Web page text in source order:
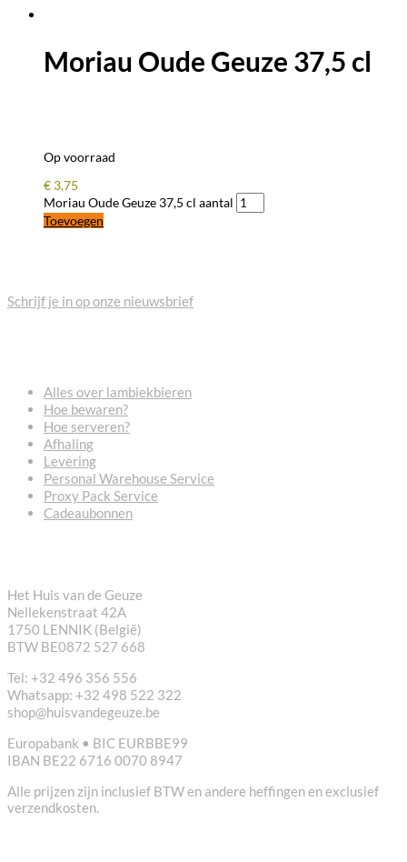
Moriau Oude Geuze 37,5 cl
Op voorraad
€ 3,75
Moriau Oude Geuze 37,5 cl aantal
Toevoegen
Schrijf je in op onze nieuwsbrief
Alles over lambiekbieren
Hoe bewaren?
Hoe serveren?
Afhaling
Levering
Personal Warehouse Service
Proxy Pack Service
Cadeaubonnen
Het Huis van de Geuze
Nellekenstraat 42A
1750 LENNIK (België)
BTW BE0872 527 668
Tel: +32 496 356 556
Whatsapp: +32 498 522 322
shop@huisvandegeuze.be
Europabank • BIC EURBBE99
IBAN BE22 6716 0070 8947
Alle prijzen zijn inclusief BTW en andere heffingen en exclusief
verzendkosten.